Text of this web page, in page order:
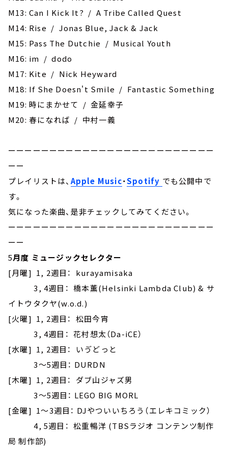
M13: Can I Kick It? / A Tribe Called Quest
M14: Rise / Jonas Blue, Jack & Jack
M15: Pass The Dutchie / Musical Youth
M16: im / dodo
M17: Kite / Nick Heyward
M18: ‎If She Doesn't Smile / Fantastic Something
M19: 時にまかせて / 金延幸子
M20: 春になれば / 中村一義
ーーーーーーーーーーーーーーーーーーーーーーーーー
ーー
プレイリストは、 Apple Music・Spotify でも公開中で
す。
気になった楽曲、是非チェックしてみてください。
ーーーーーーーーーーーーーーーーーーーーーーーーー
ーー
5月度 ミュージックセレクター
[月曜] 1, 2週目： kurayamisaka
3, 4週目： 橋本薫(Helsinki Lambda Club) & サ
イトウタクヤ(w.o.d.)
[火曜] 1, 2週目： 松田今宵
3, 4週目： 花村想太（Da-iCE）
[水曜] 1, 2週目： いゔどっと
3～5週目： DURDN
[木曜] 1, 2週目： ダブ山ジャズ男
3～5週目： LEGO BIG MORL
[金曜] 1～3週目： DJやついいちろう（エレキコミック）
4, 5週目： 松重暢洋 (TBSラジオ コンテンツ制作
局 制作部)